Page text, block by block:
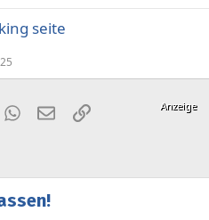
seite
WhatsApp
E-MailLink